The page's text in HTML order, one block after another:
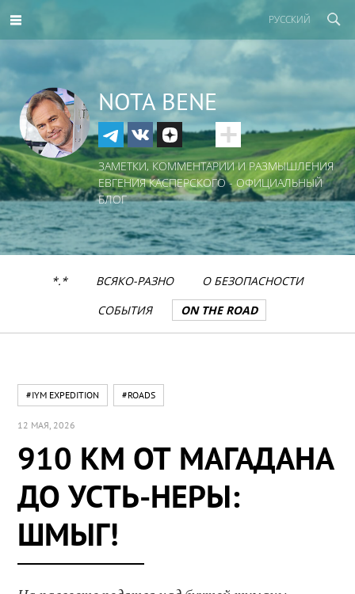
РУССКИЙ
NOTA BENE
ЗАМЕТКИ, КОММЕНТАРИИ И РАЗМЫШЛЕНИЯ
ЕВГЕНИЯ КАСПЕРСКОГО - ОФИЦИАЛЬНЫЙ
БЛОГ
*.* ВСЯКО-РАЗНО
О БЕЗОПАСНОСТИ
СОБЫТИЯ
ON THE ROAD
#IYM EXPEDITION #ROADS
12 МАЯ, 2026
910 КМ ОТ МАГАДАНА
ДО УСТЬ-НЕРЫ:
ШМЫГ!